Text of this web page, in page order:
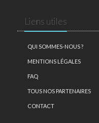
Liens utiles
QUI SOMMES-NOUS ?
MENTIONS LÉGALES
FAQ
TOUS NOS PARTENAIRES
CONTACT